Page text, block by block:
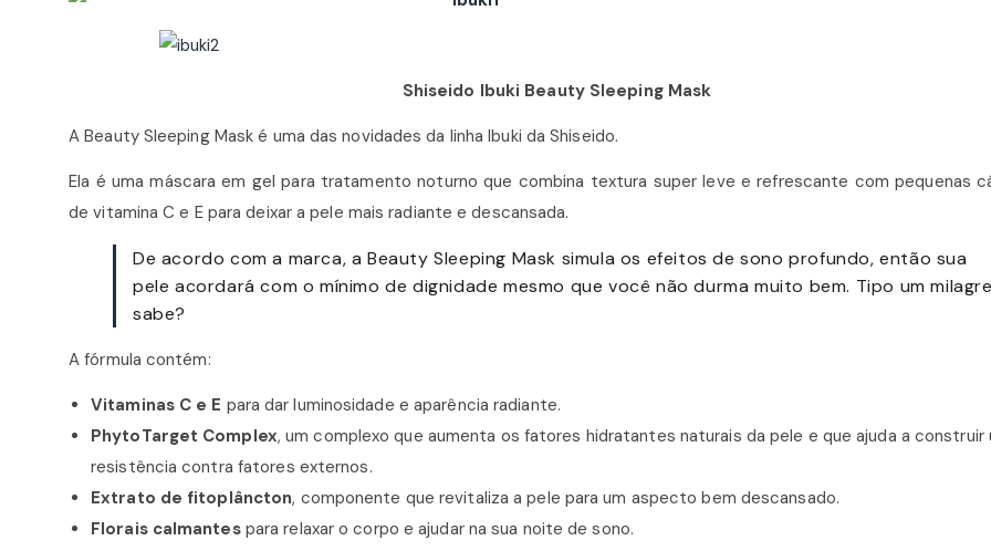
Shiseido Ibuki Beauty Sleeping Mask
A Beauty Sleeping Mask é uma das novidades da linha Ibuki da Shiseido.
Ela é uma máscara em gel para tratamento noturno que combina textura super leve e refrescante com pequenas
de vitamina C e E para deixar a pele mais radiante e descansada.
De acordo com a marca, a Beauty Sleeping Mask simula os efeitos de sono profundo, então sua
pele acordará com o mínimo de dignidade mesmo que você não durma muito bem. Tipo um
sabe?
A fórmula contém:
Vitaminas C e E para dar luminosidade e aparência radiante.
PhytoTarget Complex, um complexo que aumenta os fatores hidratantes naturais da pele e que ajuda a construir
resistência contra fatores externos.
Extrato de fitoplâncton, componente que revitaliza a pele para um aspecto bem descansado.
Florais calmantespara relaxar o corpo e ajudar na sua noite de sono.